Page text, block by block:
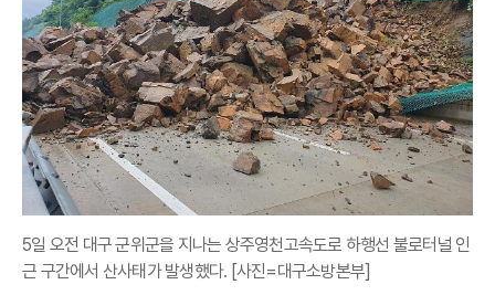
5일 오전 대구 군위군을 지나는 상주영천고속도로 하행선 불로터널 인
근 구간에서 산사태가 발생했다. [사진=대구소방본부]